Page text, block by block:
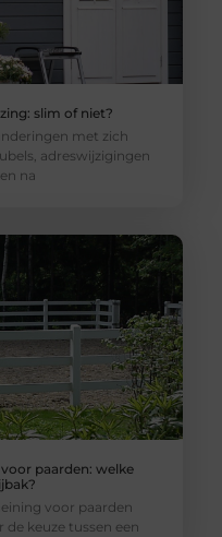
slim of niet?
met zich
adreswijzigingen
na
paarden: welke
voor paarden
keuze tussen een